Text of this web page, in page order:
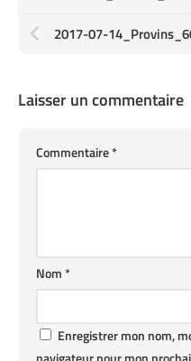
2017-07-
Laisser un commentaire
Commentaire*
Nom*
Enregistrer mon nom,